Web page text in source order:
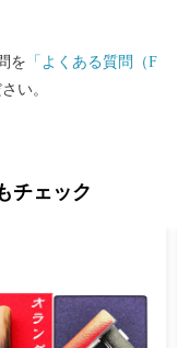
を 「よくある質問（F
い。
チェック